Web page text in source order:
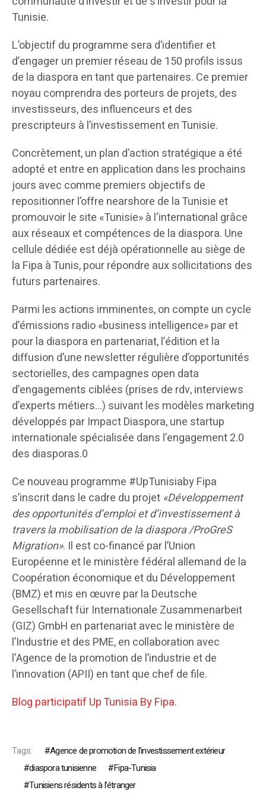
Tunisie.
L’objectif du programme sera d’identifier et
d’engager un premier réseau de 150 profils issus
de la diaspora en tant que partenaires. Ce premier
noyau comprendra des porteurs de projets, des
investisseurs, des influenceurs et des
prescripteurs à l’investissement en Tunisie.
Concrètement, un plan d’action stratégique a été
adopté et entre en application dans les prochains
jours avec comme premiers objectifs de
repositionner l’offre nearshore de la Tunisie et
promouvoir le site «Tunisie» à l‘international grâce
aux réseaux et compétences de la diaspora. Une
cellule dédiée est déjà opérationnelle au siège de
la Fipa à Tunis, pour répondre aux sollicitations des
futurs partenaires.
Parmi les actions imminentes, on compte un cycle
d’émissions radio «business intelligence» par et
pour la diaspora en partenariat, l’édition et la
diffusion d’une newsletter régulière d’opportunités
sectorielles, des campagnes open data
d’engagements ciblées (prises de rdv, interviews
d’experts métiers…) suivant les modèles marketing
développés par Impact Diaspora, une startup
internationale spécialisée dans l’engagement 2.0
des diasporas.0
Ce nouveau programme #UpTunisiaby Fipa
s’inscrit dans le cadre du projet «Développement
des opportunités d’emploi et d’investissement à
travers la mobilisation de la diaspora /ProGreS
Migration». Il est co-financé par l’Union
Européenne et le ministère fédéral allemand de la
Coopération économique et du Développement
(BMZ) et mis en œuvre par la Deutsche
Gesellschaft für Internationale Zusammenarbeit
(GIZ) GmbH en partenariat avec le ministère de
l’Industrie et des PME, en collaboration avec
l’Agence de la promotion de l’industrie et de
l’innovation (APII) en tant que chef de file.
Blog participatif Up Tunisia By Fipa.
Tags:
Agence de promotion de l’investissement extérieur
diaspora tunisienne
Fipa-Tunisia
Tunisiens résidents à l’étranger